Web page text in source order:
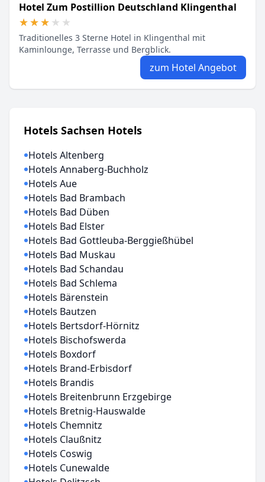
Hotel Zum Postillion Deutschland Klingenthal
★★★★★
★★★★★
Traditionelles 3 Sterne Hotel in Klingenthal mit
Kaminlounge, Terrasse und Bergblick.
zum Hotel Angebot
Hotels Sachsen Hotels
Hotels Altenberg
Hotels Annaberg-Buchholz
Hotels Aue
Hotels Bad Brambach
Hotels Bad Düben
Hotels Bad Elster
Hotels Bad Gottleuba-Berggießhübel
Hotels Bad Muskau
Hotels Bad Schandau
Hotels Bad Schlema
Hotels Bärenstein
Hotels Bautzen
Hotels Bertsdorf-Hörnitz
Hotels Bischofswerda
Hotels Boxdorf
Hotels Brand-Erbisdorf
Hotels Brandis
Hotels Breitenbrunn Erzgebirge
Hotels Bretnig-Hauswalde
Hotels Chemnitz
Hotels Claußnitz
Hotels Coswig
Hotels Cunewalde